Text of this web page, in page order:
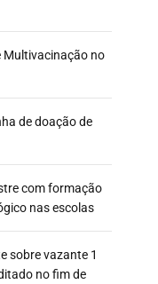
Multivacinação no
de doação de
com formação
nas escolas
sobre vazante 1
no fim de